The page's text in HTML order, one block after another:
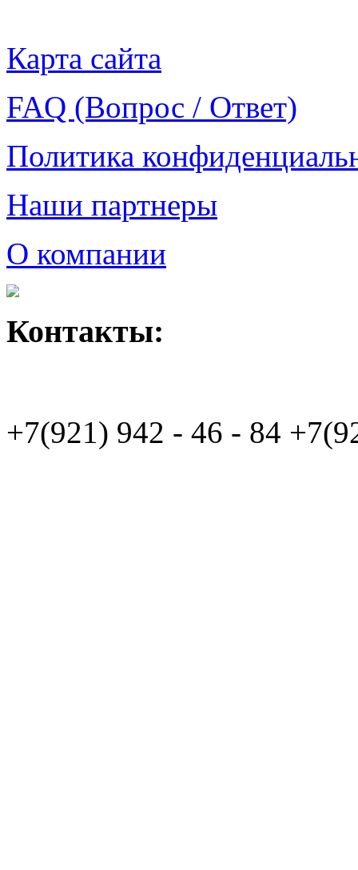
Карта сайта
FAQ (Вопрос / Ответ)
Политика
Наши партнеры
О компании
Контакты:
+7(921) 942 - 46 - 84